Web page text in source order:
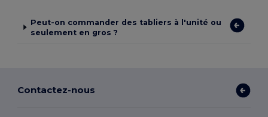
Peut-on commander des tabliers à l'unité ou
seulement en gros ?
Contactez-nous